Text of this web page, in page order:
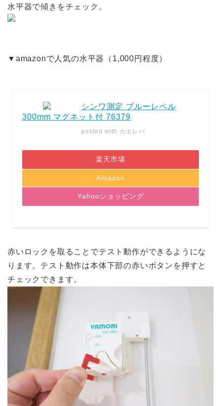
水平器で傾きをチェック。
▼amazonで人気の水平器（1,000円程度）
シンワ測定 ブルーレベル
300mm マグネット付 76379
posted with カエレバ
楽天市場
Amazon
Yahooショッピング
赤いロックを取ることでテスト動作ができるようにな
ります。テスト動作は本体下部の赤いボタンを押すと
チェックできます。